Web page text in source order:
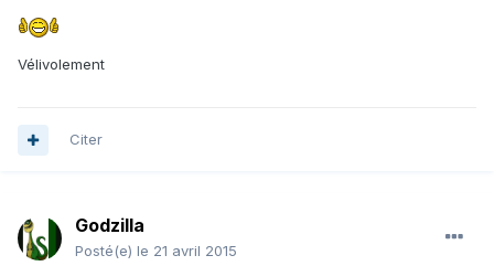
Vélivolement
Citer
Godzilla
Posté(e) le 21 avril 2015